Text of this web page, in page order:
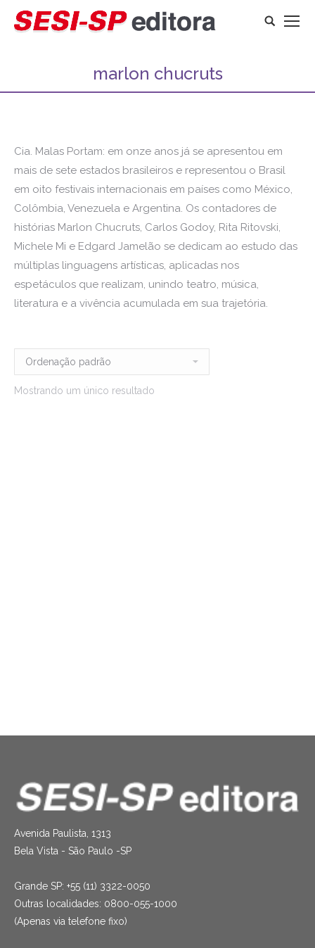
Search:
marlon chucruts
Cia. Malas Portam: em onze anos já se apresentou em
mais de sete estados brasileiros e representou o Brasil
em oito festivais internacionais em países como México,
Colômbia, Venezuela e Argentina. Os contadores de
histórias Marlon Chucruts, Carlos Godoy, Rita Ritovski,
Michele Mi e Edgard Jamelão se dedicam ao estudo das
múltiplas linguagens artísticas, aplicadas nos
espetáculos que realizam, unindo teatro, música,
literatura e a vivência acumulada em sua trajetória.
Mostrando um único resultado
Avenida Paulista, 1313
Bela Vista - São Paulo -SP
Grande SP: +55 (11) 3322-0050
Outras localidades: 0800-055-1000
(Apenas via telefone fixo)